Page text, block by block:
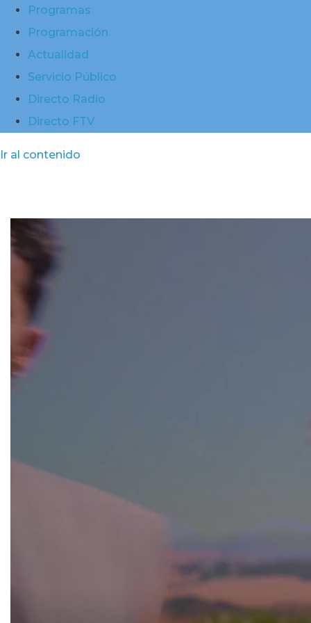
Programas
Programación
Actualidad
Servicio Público
Directo Radio
Directo FTV
Ir al contenido